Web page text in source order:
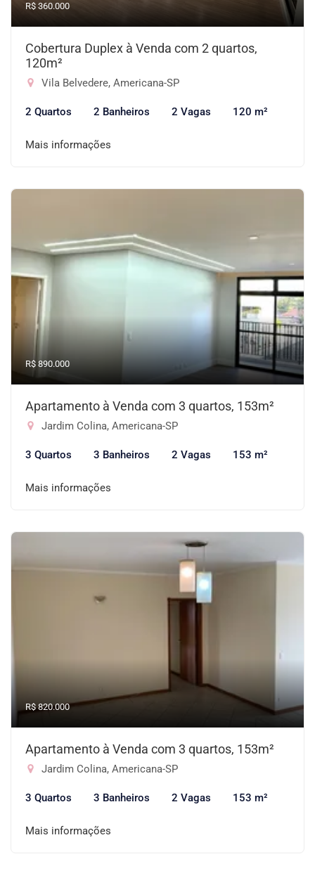
R$ 360.000
Cobertura Duplex à Venda com 2 quartos,
120m²
Vila Belvedere, Americana-SP
2 Quartos 2 Banheiros 2 Vagas 120 m²
Mais informações
R$ 890.000
Apartamento à Venda com 3 quartos, 153m²
Jardim Colina, Americana-SP
3 Quartos 3 Banheiros 2 Vagas 153 m²
Mais informações
R$ 820.000
Apartamento à Venda com 3 quartos, 153m²
Jardim Colina, Americana-SP
3 Quartos 3 Banheiros 2 Vagas 153 m²
Mais informações